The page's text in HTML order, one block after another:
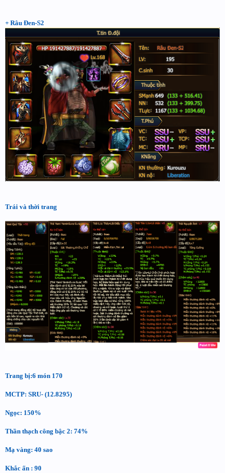
+ Râu Đen-S2
Trái và thời trang
Trang bị:6 món 170
MCTP: SRU- (12.8295)
Ngọc: 150%
Thần thạch công bậc 2: 74%
Mạ vàng: 40 sao
Khắc ấn : 90